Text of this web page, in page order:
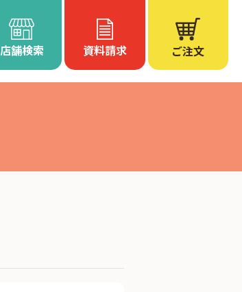
店舗検索
資料請求 ご注文